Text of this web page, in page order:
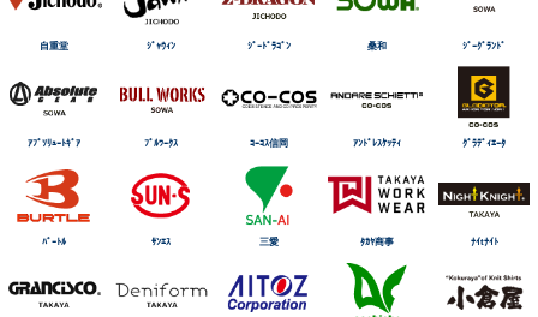
自重堂 ｼﾞｬｳｨﾝ ｼﾞｰﾄﾞﾗｺﾞﾝ 桑和 ｼﾞｰｸﾞﾗﾝﾄﾞ
ｱﾌﾞｿﾘｭｰﾄｷﾞｱ ﾌﾞﾙﾜｰｸｽ ｺｰｺｽ信岡 ｱﾝﾄﾞﾚｽｹｯﾃｨ ｸﾞﾗﾃﾞｨｴｰﾀ
ﾊﾞｰﾄﾙ ｻﾝｴｽ 三愛 ﾀｶﾔ商事 ﾅｲtﾅｲﾄ